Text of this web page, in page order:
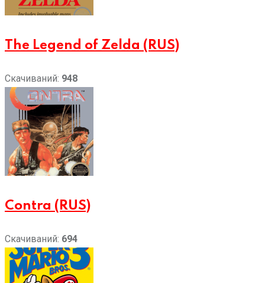
The Legend of Zelda (RUS)
Скачиваний: 948
Contra (RUS)
Скачиваний: 694